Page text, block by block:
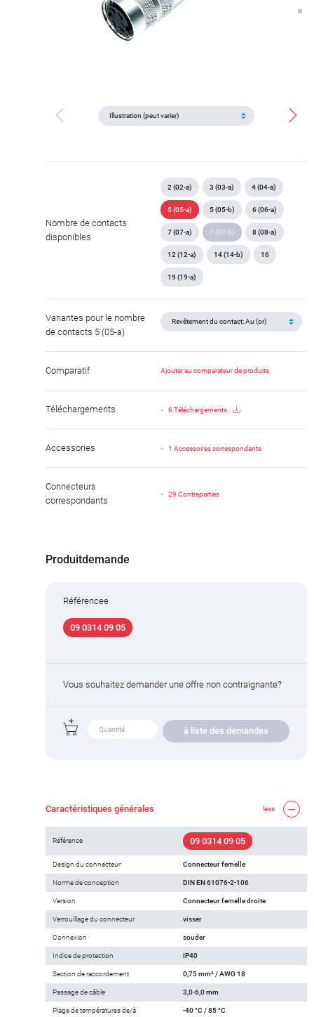
Nombre de contacts
disponibles
2 (02-a) 3 (03-a) 4 (04-a)
5 (05-a) 5 (05-b) 6 (06-a)
7 (07-a) 7 (07-b) 8 (08-a)
12 (12-a) 14 (14-b) 16
19 (19-a)
Variantes pour le nombre
de contacts 5 (05-a)
Comparatif Ajouter au comparateur de produits
Téléchargements 6 Téléchargements
Accessories 1 Accessoires correspondants
Connecteurs
correspondants
29 Contreparties
Produitdemande
Référencee
09 0314 09 05
Vous souhaitez demander une offre non contraignante?
à liste des demandes
Caractéristiques générales less
Référence 09 0314 09 05
Design du connecteur Connecteur femelle
Norme de conception DIN EN 61076-2-106
Version Connecteur femelle droite
Verrouillage du connecteur visser
Connexion souder
Indice de protection IP40
Section de raccordement 0,75 mm² / AWG 18
Passage de câble 3,0-6,0 mm
Plage de températures de/à -40 °C / 85 °C